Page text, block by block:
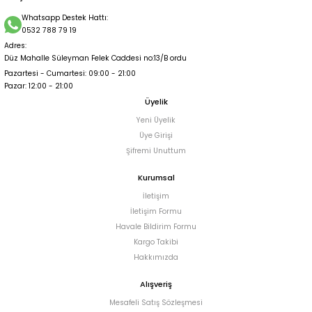
Whatsapp Destek Hattı:
0532 788 79 19
Adres:
Düz Mahalle Süleyman Felek Caddesi no:13/B ordu
Pazartesi - Cumartesi: 09:00 - 21:00
Pazar: 12:00 - 21:00
Üyelik
Yeni Üyelik
Üye Girişi
Şifremi Unuttum
Kurumsal
İletişim
İletişim Formu
Havale Bildirim Formu
Kargo Takibi
Hakkımızda
Alışveriş
Mesafeli Satış Sözleşmesi